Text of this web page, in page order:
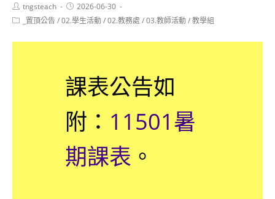
Post
author:
tngsteach
Post
published:
2026-06-30
Post _置頂公告/02.學生活動/02.教務處 /03.教師活動/教學組
課表公告如
附： 11501暑
期課表 。